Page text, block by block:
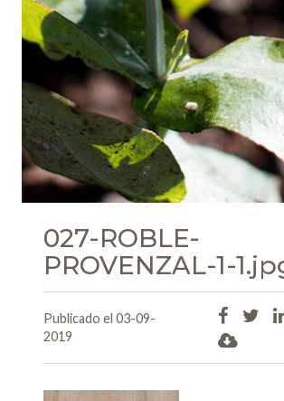
027-ROBLE-
PROVENZAL-1-
Publicado el 03-09-
2019